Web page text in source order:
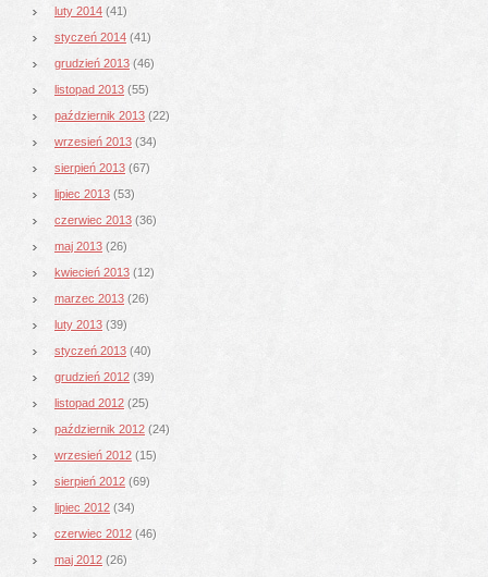
luty 2014 (41)
styczeń 2014 (41)
grudzień 2013 (46)
listopad 2013 (55)
październik 2013 (22)
wrzesień 2013 (34)
sierpień 2013 (67)
lipiec 2013 (53)
czerwiec 2013 (36)
maj 2013 (26)
kwiecień 2013 (12)
marzec 2013 (26)
luty 2013 (39)
styczeń 2013 (40)
grudzień 2012 (39)
listopad 2012 (25)
październik 2012 (24)
wrzesień 2012 (15)
sierpień 2012 (69)
lipiec 2012 (34)
czerwiec 2012 (46)
maj 2012 (26)